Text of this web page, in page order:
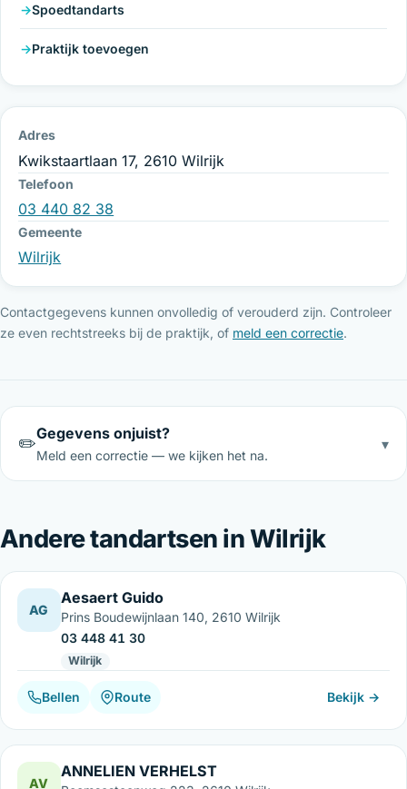
Spoedtandarts
Praktijk toevoegen
Adres
Kwikstaartlaan 17, 2610 Wilrijk
Telefoon
03 440 82 38
Gemeente
Wilrijk
Contactgegevens kunnen onvolledig of verouderd zijn. Controleer
ze even rechtstreeks bij de praktijk, of meld een correctie.
✏️Gegevens onjuist?
Meld een correctie — we kijken het na.
▾
Andere tandartsen in Wilrijk
AG
Aesaert Guido
Prins Boudewijnlaan 140, 2610 Wilrijk
03 448 41 30
Wilrijk
Bellen Route Bekijk →
AV
ANNELIEN VERHELST